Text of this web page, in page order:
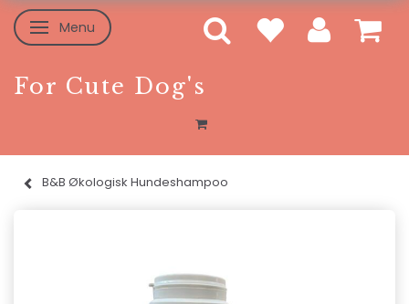
Toggle navigation
Menu
For Cute Dog's
B&B Økologisk Hundeshampoo